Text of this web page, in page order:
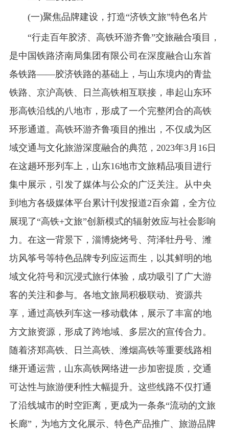
(一)聚焦品牌建设，打造“济铁文旅”特色名片
“行走百年胶济、高铁环游齐鲁”交旅融合项目，
是中国铁路济南局集团有限公司在深度融合山东首
条铁路——胶济铁路的基础上，与山东境内的青盐
铁路、京沪高铁、日兰高铁相互联接，串起山东环
形高铁沿线的八地市，形成了一个完整闭合的高铁
环形通道。高铁环游齐鲁项目的推出，不仅成为区
域交通与文化旅游深度融合的典范，2023年3月16日
在这趟环形列车上，山东16地市文旅精品项目进行
集中展示，引发了媒体与公众的广泛关注。从中央
到地方各级媒体平台累计刊发报道2百余篇，全方位
展现了“高铁+文旅”创新模式的辐射效应与社会影响
力。在这一背景下，淄博烧烤号、菏泽牡丹号、潍
坊风筝号等特色品牌专列应运而生，以其鲜明的地
域文化符号和沉浸式旅行体验，成功吸引了广大游
客的关注和参与。各地文旅局积极联动、资源共
享，通过高铁列车这一移动载体，展示了丰富的地
方文旅资源，形成了跨地域、多层次的宣传合力。
随着济郑高铁、日兰高铁、潍烟高铁等重要线路相
继开通运营，山东高铁网络进一步加密提质，交通
可达性与旅游便利性大幅提升。这些线路不仅打通
了沿线城市的时空距离，更成为一条条“流动的文旅
长廊”，为地方文化展示、特色产品推广、旅游品牌